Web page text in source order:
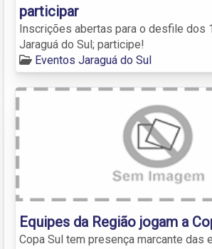
participar
Inscrições abertas para o desfile dos
Jaraguá do Sul; participe!
Eventos Jaraguá do Sul
Equipes da Região jogam a
Copa Sul tem presença marcante das